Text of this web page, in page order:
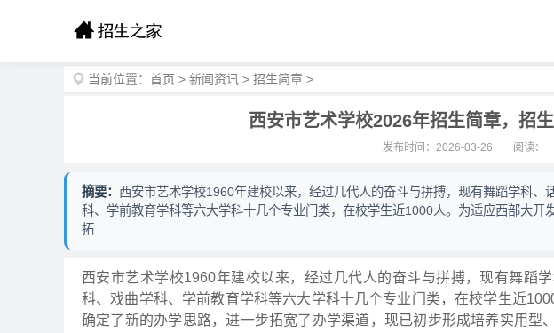
当前位置： 首页 > 新闻资讯 > 招生简章 >
西安市艺术学校2026年招生简章，招
发布时间：2026-03-26 阅读：
摘要： 西安市艺术学校1960年建校以来，经过几代人的奋斗与拼搏，现有舞蹈学科
科、学前教育学科等六大学科十几个专业门类，在校学生近1000人。为适应西部大
拓
西安市艺术学校1960年建校以来，经过几代人的奋斗与拼搏，现有舞蹈
科、戏曲学科、学前教育学科等六大学科十几个专业门类，在校学生近
确定了新的办学思路，进一步拓宽了办学渠道，现已初步形成培养实用型